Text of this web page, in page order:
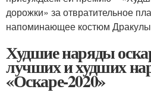
дорожки» за отвратительное
напоминающее костюм
Худшие наряды
лучших и худших
«Оскаре-2020»